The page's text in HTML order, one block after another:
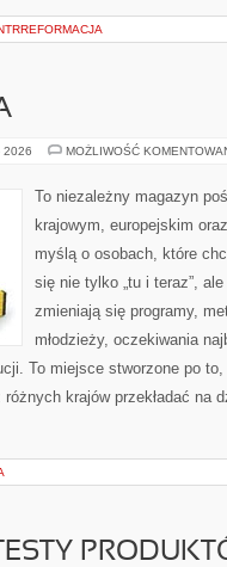
2026 MOŻLIWOŚĆ
To niezależny magazyn
krajowym, europejskim
myślą o osobach, które
się nie tylko „tu i teraz”,
zmieniają się programy,
młodzieży, oczekiwania
To miejsce stworzone po
krajów przekładać na